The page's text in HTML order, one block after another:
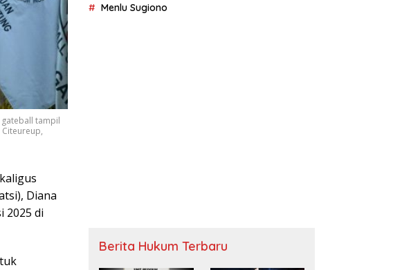
gateball tampil
Citeureup,
Diana
2025 di
Menlu Sugiono
Berita Hukum Terbaru